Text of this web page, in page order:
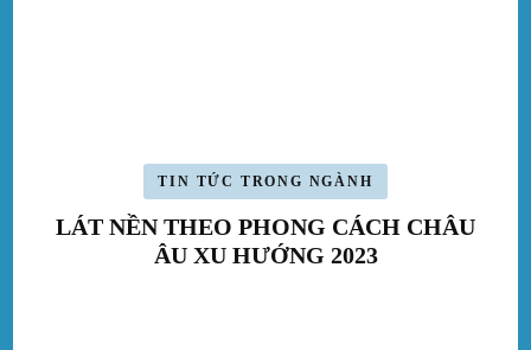
TIN TỨC TRONG NGÀNH
LÁT NỀN THEO PHONG CÁCH CHÂU
ÂU XU HƯỚNG 2023